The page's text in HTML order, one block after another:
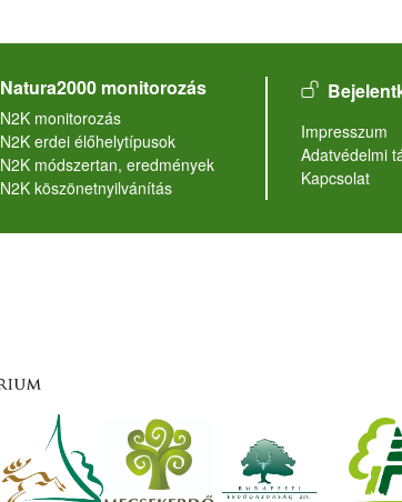
Natura2000 monitorozás
N2K monitorozás
N2K erdei élőhelytípusok
N2K módszertan, eredmények
N2K köszönetnyilvánítás
User
Lábléc
Impresszum
Adatvédelmi
Kapcsolat